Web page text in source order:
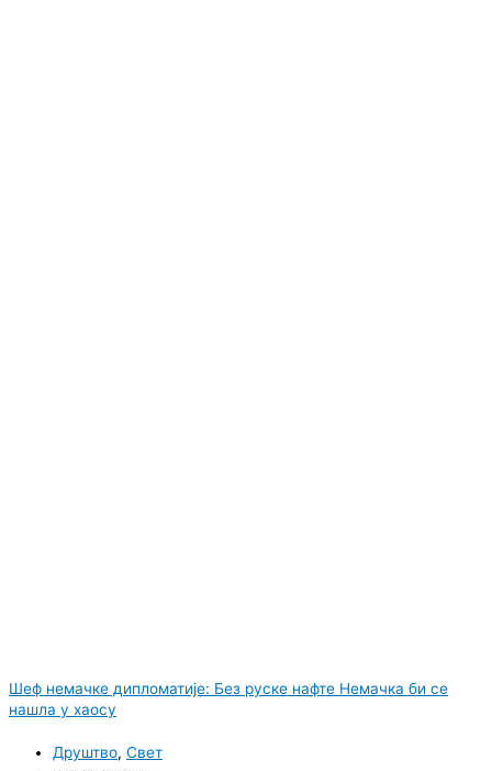
Шеф немачке дипломатије: Без руске нафте Немачка би се
нашла у хаосу
Друштво, Свет